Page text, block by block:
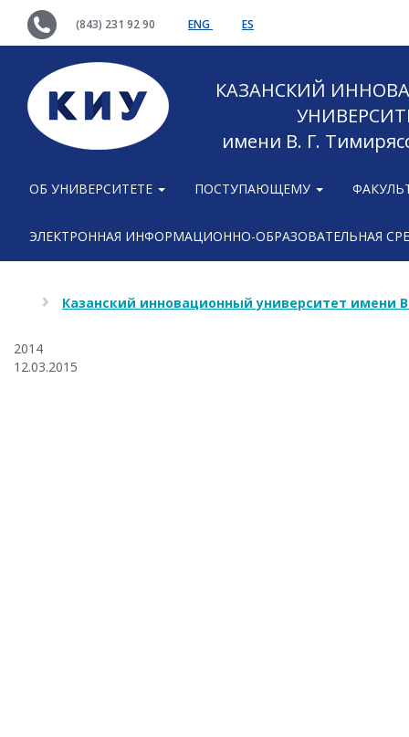
(843) 231 92 90 ENG ES
КАЗАНСКИЙ
имени В. Г.
ОБ УНИВЕРСИТЕТЕ ПОСТУПАЮЩЕМУ
ЭЛЕКТРОННАЯ ИНФОРМАЦИОННО-ОБРАЗОВАТЕЛЬНАЯ
Казанский инновационный университет имени
2014
12.03.2015